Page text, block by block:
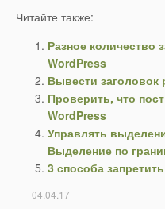
Читайте также:
Разное количество
WordPress
Вывести заголовок
Проверить, что
WordPress
Управлять
Выделение по
3 способа
04.04.17